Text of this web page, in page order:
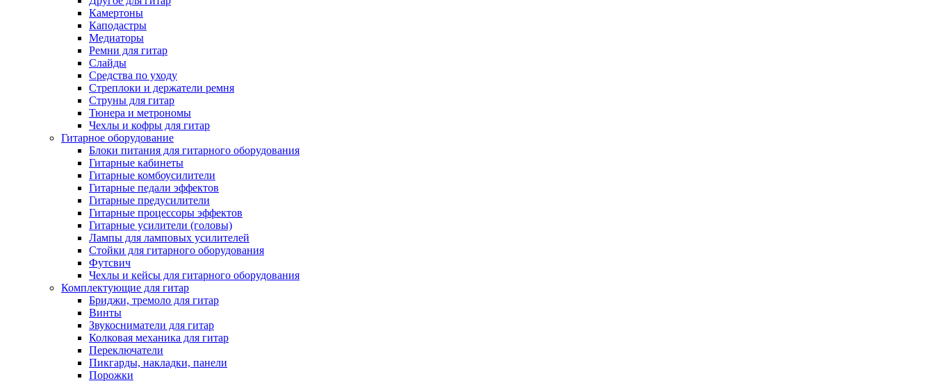
Камертоны
Каподастры
Медиаторы
Ремни для гитар
Слайды
Средства по уходу
Стреплоки и держатели ремня
Струны для гитар
Тюнера и метрономы
Чехлы и кофры для гитар
Гитарное оборудование
Блоки питания для гитарного оборудования
Гитарные кабинеты
Гитарные комбоусилители
Гитарные педали эффектов
Гитарные предусилители
Гитарные процессоры эффектов
Гитарные усилители (головы)
Лампы для ламповых усилителей
Стойки для гитарного оборудования
Футсвич
Чехлы и кейсы для гитарного оборудования
Комплектующие для гитар
Бриджи, тремоло для гитар
Винты
Звукосниматели для гитар
Колковая механика для гитар
Переключатели
Пикгарды, накладки, панели
Порожки